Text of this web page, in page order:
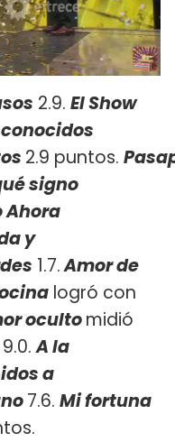
2.9. El Show
2.9 puntos.
signo
Ahora
y
1.7.Amor de
logró con
ocultomidió
9.0.A la
a
7.6. Mi fortuna